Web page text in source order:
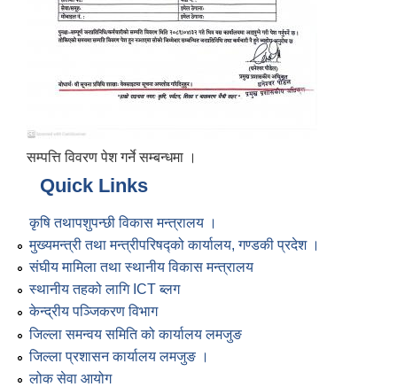
सम्पत्ति विवरण पेश गर्ने सम्बन्धमा ।
Quick Links
कृषि तथापशुपन्छी विकास मन्त्रालय ।
मुख्यमन्त्री तथा मन्त्रीपरिषद्को कार्यालय, गण्डकी प्रदेश ।
संघीय मामिला तथा स्थानीय विकास मन्त्रालय
स्थानीय तहको लागि ICT ब्लग
केन्द्रीय पञ्जिकरण विभाग
जिल्ला समन्वय समिति को कार्यालय लमजुङ
जिल्ला प्रशासन कार्यालय लमजुङ ।
लोक सेवा आयोग